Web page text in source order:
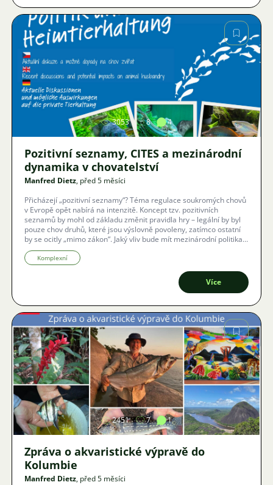
Obrázek
3053 8 4
Pozitivní seznamy, CITES a mezinárodní
dynamika v chovatelství
Manfred Dietz, před 5 měsíci
Přicházejí „pozitivní seznamy“? Téma regulace soukromých chovů
v Evropě opět nabírá na intenzitě. Koncept tzv. pozitivních
seznamů by mohl od základu změnit pravidla hry – legální by byl
pouze chov druhů, které jsou výslovně povoleny, zatímco ostatní
by se ocitly „mimo zákon“. Jaký vliv bude mít mezinárodní politika a
CITES na naše akvária po roce 2025? Expertka Kathrin Glaw v
rámci online přednášky AK-Fischkrankheiten (4. března 2026)
osvětlí aktuální dynamiku v EU a vysvětlí, proč je právě nyní hlas
chovatelských svazů důležitější než kdy dříve. Pro české účastníky
Komplexní
Více
Obrázek
2451 7 1
Zpráva o akvaristické výpravě do
Kolumbie
Manfred Dietz, před 5 měsíci